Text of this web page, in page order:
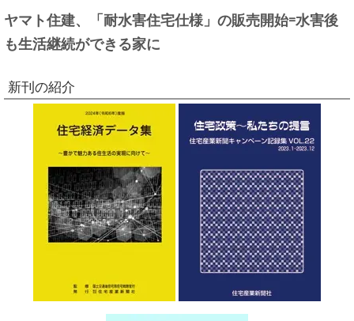
ヤマト住建、「耐水害住宅仕様」の販売開始=水害後
も生活継続ができる家に
新刊の紹介